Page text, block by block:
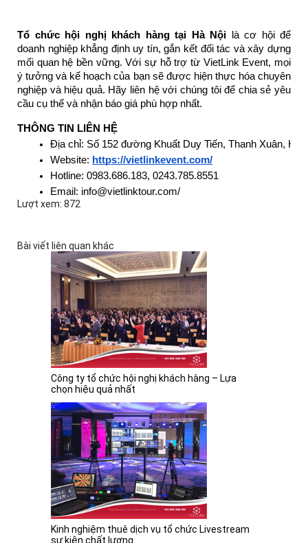
Tổ chức hội nghị khách hàng tại Hà Nội là cơ hội để
doanh nghiệp khẳng định uy tín, gắn kết đối tác và xây dựng
mối quan hệ bền vững. Với sự hỗ trợ từ VietLink Event, mọi
ý tưởng và kế hoạch của bạn sẽ được hiện thực hóa chuyên
nghiệp và hiệu quả. Hãy liên hệ với chúng tôi để chia sẻ yêu
cầu cụ thể và nhận báo giá phù hợp nhất.
THÔNG TIN LIÊN HỆ
Địa chỉ: Số 152 đường Khuất Duy Tiến, Thanh Xuân, Hà
Website: https://vietlinkevent.com/
Hotline: 0983.686.183, 0243.785.8551
Email: info@vietlinktour.com/
Lượt xem: 872
Bài viết liên quan khác
Công ty tổ chức hội nghị khách hàng – Lựa
chọn hiệu quả nhất
Kinh nghiệm thuê dịch vụ tổ chức Livestream
sự kiện chất lượng